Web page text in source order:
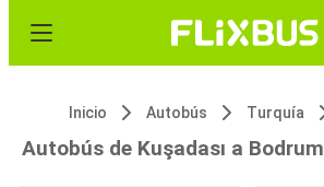
Inicio Autobús Turquía
Autobús de Kuşadası a Bodrum